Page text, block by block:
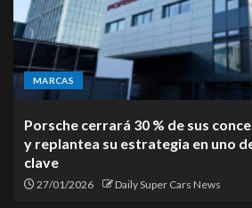
MARCAS
Porsche cerrará 30 % de sus
y replantea su estrategia en uno
clave
27/01/2026 Daily Super Cars News